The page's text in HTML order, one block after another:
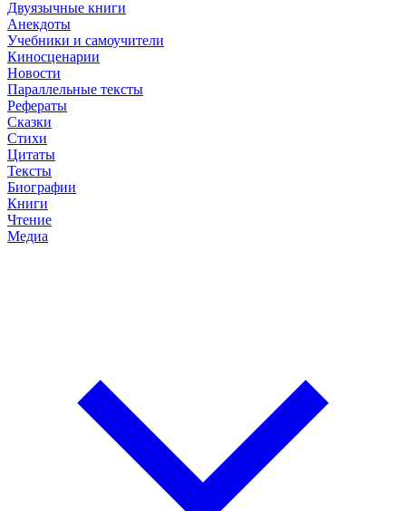
Двуязычные книги
Анекдоты
Учебники и самоучители
Киносценарии
Новости
Параллельные тексты
Рефераты
Сказки
Стихи
Цитаты
Тексты
Биографии
Книги
Чтение
Медиа